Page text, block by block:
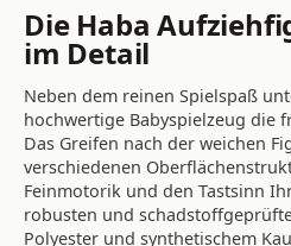
Die Haba
im Detail
Neben dem reinen Spielspaß
hochwertige Babyspielzeug die
Das Greifen nach der weichen
verschiedenen
Feinmotorik und den Tastsinn
robusten und
Polyester und synthetischem